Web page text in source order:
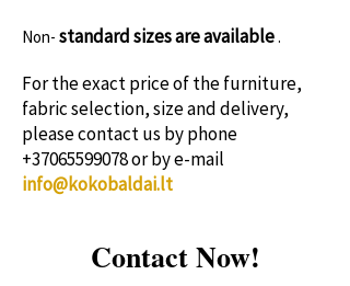
Non- standard sizesare available.
For the exact price of the furniture,
fabric selection, size and delivery,
please contact us by phone
+37065599078or by e-mail
info@kokobaldai.lt
Contact Now!